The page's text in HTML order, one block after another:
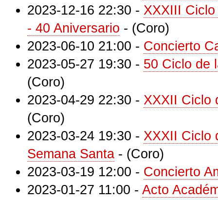
2023-12-16 22:30 - XXXIII
- 40 Aniversario - (Coro)
2023-06-10 21:00 - Concierto
2023-05-27 19:30 - 50 Ciclo de
(Coro)
2023-04-29 22:30 - XXXII Ciclo
(Coro)
2023-03-24 19:30 - XXXII Ciclo
Semana Santa - (Coro)
2023-03-19 12:00 - Concierto
2023-01-27 11:00 - Acto